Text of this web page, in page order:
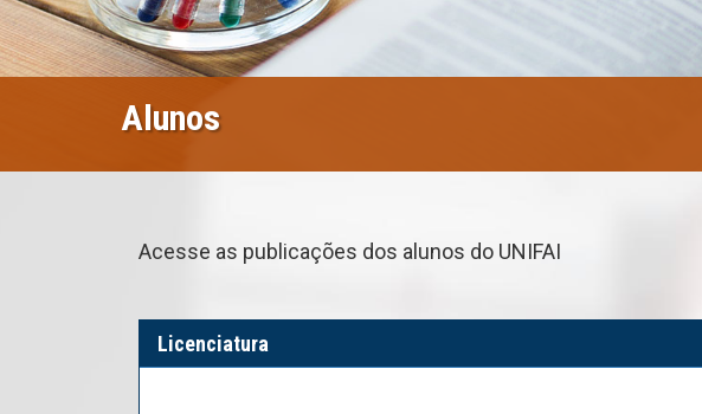
Alunos
Acesse as publicações dos alunos do UNIFAI
Licenciatura